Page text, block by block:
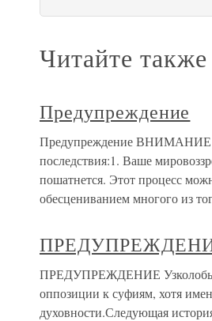
Читайте также
Предупреждение
Предупреждение ВНИМАНИЕ!
последствия:1. Ваше
пошатнется. Этот процесс
обесцениванием многого из
ПРЕДУПРЕЖДЕНИЕ Узколобые
оппозиции к суфиям, хотя
духовности.Следующая